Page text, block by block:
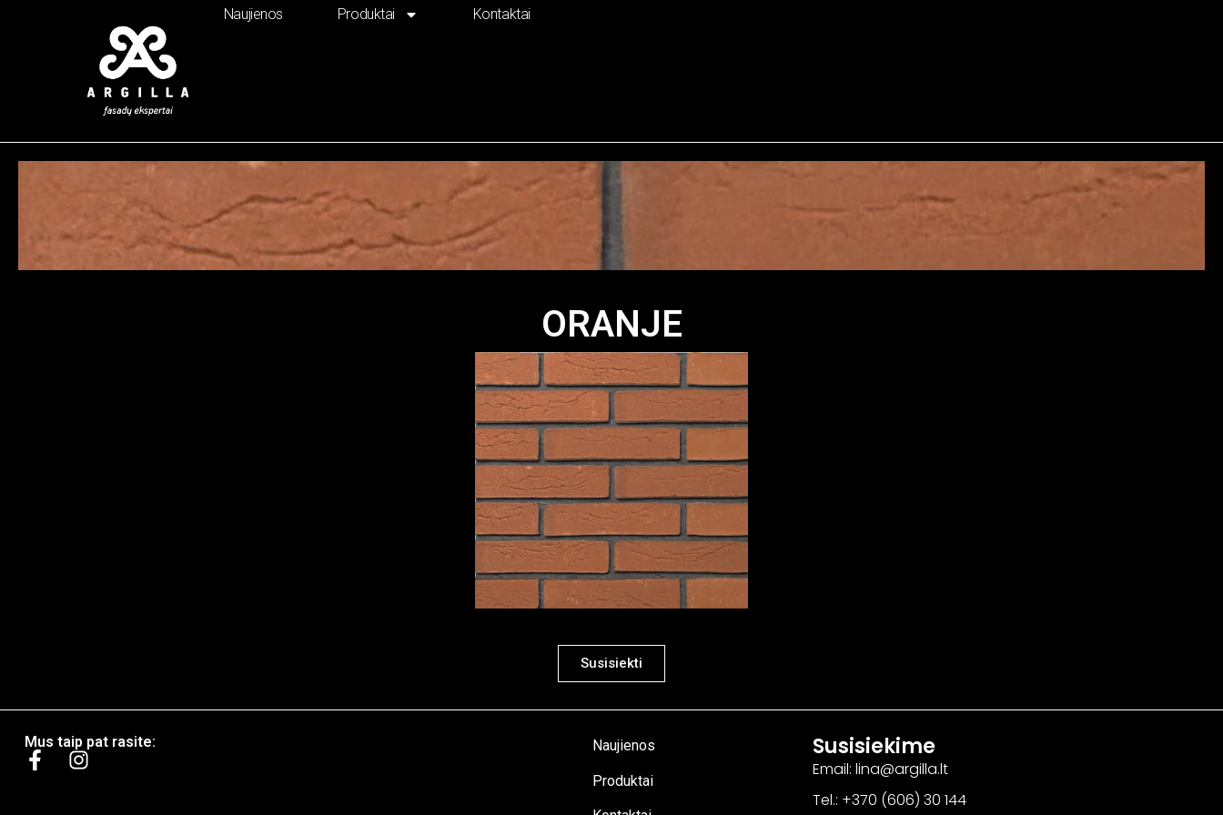
Naujienos Produktai Kontaktai
ORANJE
Susisiekti
Mus taip pat rasite: Naujienos
Produktai
Susisiekime
Email: lina@argilla.lt
Tel.: +370 (606) 30 144